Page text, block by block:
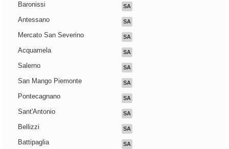
Baronissi SA
Antessano SA
Mercato San Severino SA
Acquamela SA
Salerno SA
San Mango Piemonte SA
Pontecagnano SA
Sant'Antonio SA
Bellizzi SA
Battipaglia SA